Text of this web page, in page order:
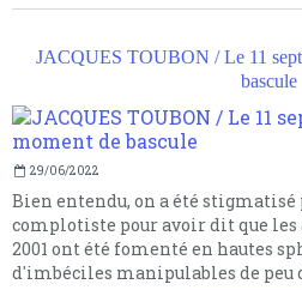
JACQUES TOUBON / Le 11
bascule
29/06/2022
Bien entendu, on a été
complotiste pour avoir dit que les
2001 ont été fomenté en hautes
d'imbéciles manipulables de